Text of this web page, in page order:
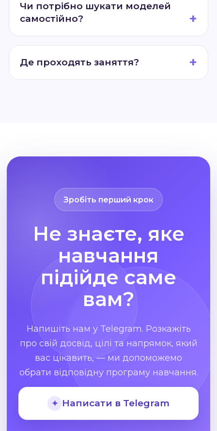
Чи потрібно шукати моделей
самостійно?
Де проходять заняття?
Зробіть перший крок
Не знаєте, яке
навчання
підійде саме
вам?
Напишіть нам у Telegram. Розкажіть
про свій досвід, цілі та напрямок, який
вас цікавить, — ми допоможемо
обрати відповідну програму навчання.
✦ Написати в Telegram